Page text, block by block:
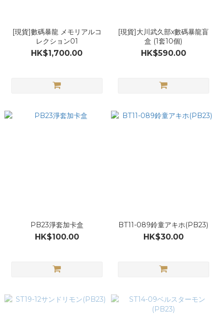
[現貨]數碼暴龍 メモリアルコ
レクション01
HK$1,700.00
[現貨]大川武久部x數碼暴龍盲
盒 (1套10個)
HK$590.00
PB23淨套加卡盒
HK$100.00
BT11-089鈴童アキホ(PB23)
HK$30.00